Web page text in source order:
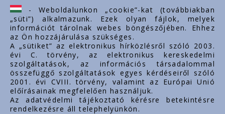
ertekesites@styron.hu
export@styron.hu
www.styron.hu
Important links
About us
Documents
- Weboldalunkon „cookie”-kat (továbbiakban
„süti”) alkalmazunk. Ezek olyan fájlok, melyek
információt tárolnak webes böngészőjében. Ehhez
az Ön hozzájárulása szükséges.
A „sütiket” az elektronikus hírközlésről szóló 2003.
évi C. törvény, az elektronikus kereskedelmi
szolgáltatások, az információs társadalommal
összefüggő szolgáltatások egyes kérdéseiről szóló
2001. évi CVIII. törvény, valamint az Európai Unió
előírásainak megfelelően használjuk.
Az adatvédelmi tájékoztató kérésre betekintésre
rendelkezésre áll telephelyünkön.